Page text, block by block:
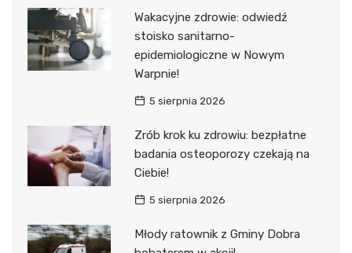
Wakacyjne zdrowie: odwiedź
stoisko sanitarno-
epidemiologiczne w Nowym
Warpnie!
5 sierpnia 2026
Zrób krok ku zdrowiu: bezpłatne
badania osteoporozy czekają na
Ciebie!
5 sierpnia 2026
Młody ratownik z Gminy Dobra